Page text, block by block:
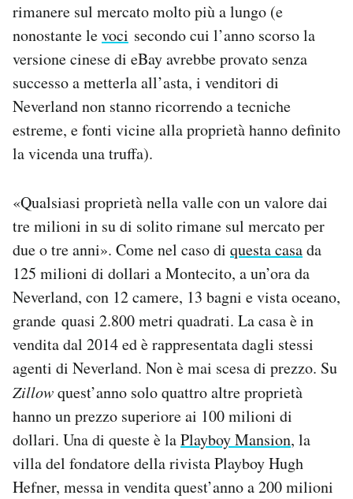
rimanere sul mercato molto più a lungo (e
nonostante levoci secondo cui l’anno scorso la
versione cinese di eBay avrebbe provato senza
successo a metterla all’asta, i venditori di
Neverland non stanno ricorrendo a tecniche
estreme, e fonti vicine alla proprietà hanno definito
la vicenda una truffa).
«Qualsiasi proprietà nella valle con un valore dai
tre milioni in su di solito rimane sul mercato per
due o tre anni». Come nel caso di questa casada
125 milioni di dollari a Montecito, a un’ora da
Neverland, con 12 camere, 13 bagni e vista oceano,
grande quasi 2.800 metri quadrati. La casa è in
vendita dal 2014 ed è rappresentata dagli stessi
agenti di Neverland. Non è mai scesa di prezzo. Su
Zillowquest’anno solo quattro altre proprietà
hanno un prezzo superiore ai 100 milioni di
dollari. Una di queste è laPlayboy Mansion, la
villa del fondatore della rivista Playboy Hugh
Hefner, messa in vendita quest’anno a 200 milioni